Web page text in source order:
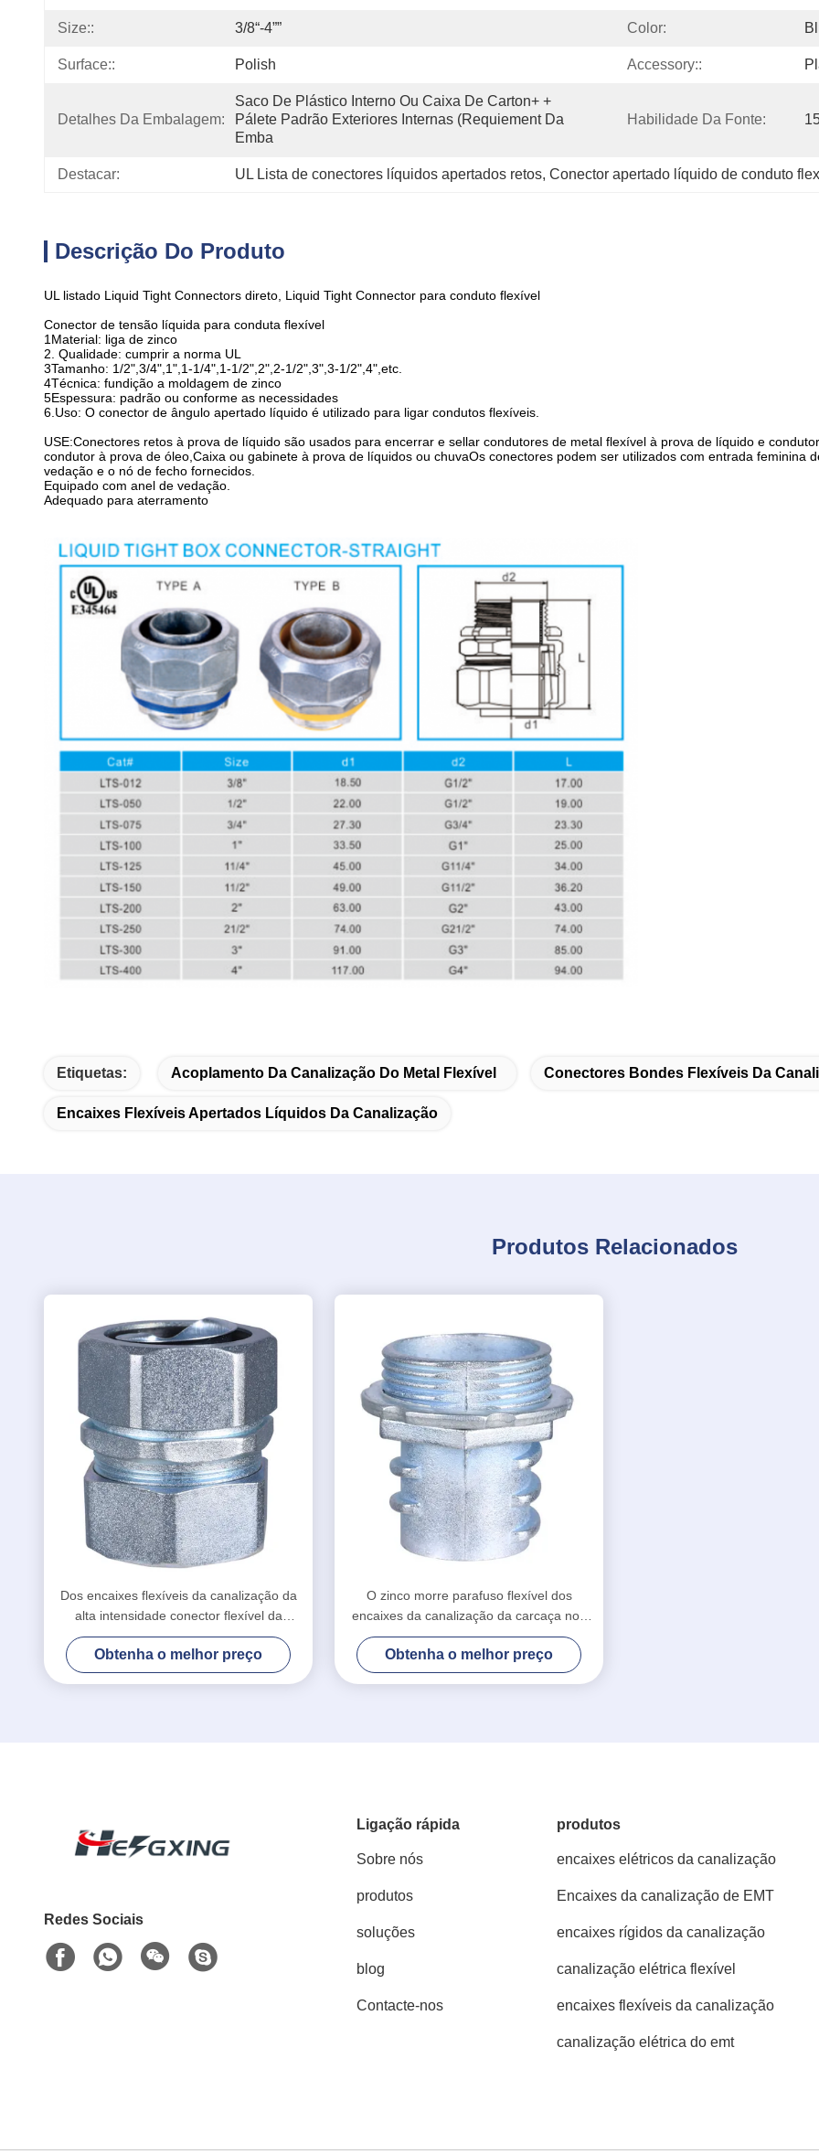
Size:: 3/8“-4”” Color:
Surface:: Polish Accessory::
Detalhes Da Embalagem:
Saco De Plástico Interno Ou Caixa De Carton+ +
Pálete Padrão Exteriores Internas (requiement Da
Emba
Habilidade Da Fonte:
Destacar: UL Lista de conectores líquidos apertados retos, Conector apertado líquido de conduto
Descrição Do Produto
UL listado Liquid Tight Connectors direto, Liquid Tight Connector para conduto flexível
Conector de tensão líquida para conduta flexível
1Material: liga de zinco
2. Qualidade: cumprir a norma UL
3Tamanho: 1/2",3/4",1",1-1/4",1-1/2",2",2-1/2",3",3-1/2",4",etc.
4Técnica: fundição a moldagem de zinco
5Espessura: padrão ou conforme as necessidades
6.Uso: O conector de ângulo apertado líquido é utilizado para ligar condutos flexíveis.
USE:Conectores retos à prova de líquido são usados para encerrar e sellar condutores de metal flexível à prova de líquido e
condutor à prova de óleo,Caixa ou gabinete à prova de líquidos ou chuvaOs conectores podem ser utilizados com entrada feminina
vedação e o nó de fecho fornecidos.
Equipado com anel de vedação.
Adequado para aterramento
Etiquetas: Acoplamento Da Canalização Do Metal Flexível Conectores Bondes Flexíveis Da
Encaixes Flexíveis Apertados Líquidos Da Canalização
Produtos Relacionados
Dos encaixes flexíveis da canalização da
alta intensidade conector flexível da
compressão da canalização
Obtenha o melhor preço
O zinco morre parafuso flexível dos
encaixes da canalização da carcaça nos
conectores do cabo flexível lustrados
Obtenha o melhor preço
Redes Sociais
Ligação rápida
Sobre nós
produtos
soluções
blog
Contacte-nos
produtos
encaixes elétricos da canalização
Encaixes da canalização de EMT
encaixes rígidos da canalização
canalização elétrica flexível
encaixes flexíveis da canalização
canalização elétrica do emt